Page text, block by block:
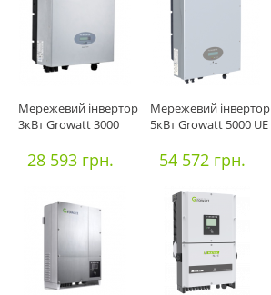
Мережевий інвертор
3кВт Growatt 3000
28 593 грн.
Мережевий інвертор
5кВт Growatt 5000 UE
54 572 грн.